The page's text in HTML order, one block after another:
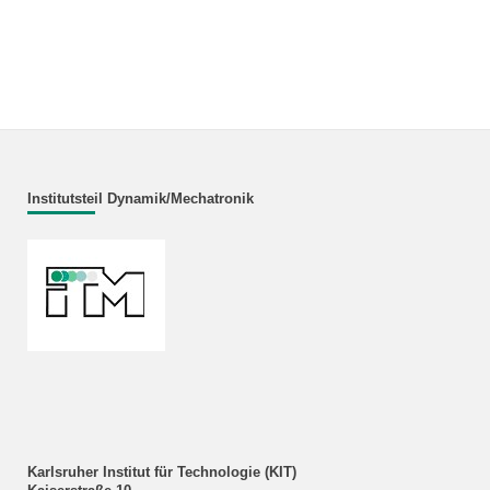
Institutsteil Dynamik/Mechatronik
Karlsruher Institut für Technologie (KIT)